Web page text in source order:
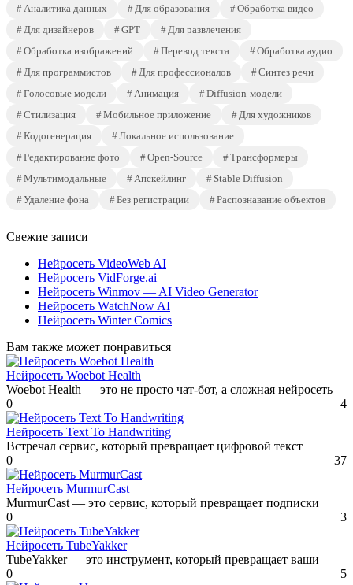
Аналитика данных
Для образования
Обработка видео
Для дизайнеров
GPT
Для развлечения
Обработка изображений
Перевод текста
Обработка аудио
Для программистов
Для профессионалов
Синтез речи
Голосовые модели
Анимация
Diffusion-модели
Стилизация
Мобильное приложение
Для художников
Кодогенерация
Локальное использование
Редактирование фото
Open-Source
Трансформеры
Мультимодальные
Апскейлинг
Stable Diffusion
Удаление фона
Без регистрации Распознавание объектов
Свежие записи
Нейросеть VideoWeb AI
Нейросеть VidForge.ai
Нейросеть Winmov — AI Video Generator
Нейросеть WatchNow AI
Нейросеть Winter Comics
Вам также может понравиться
Нейросеть Woebot Health
Woebot Health — это не просто чат-бот, а сложная нейросеть
0
4
Нейросеть Text To Handwriting
Встречал сервис, который превращает цифровой текст
0
37
Нейросеть MurmurCast
MurmurCast — это сервис, который превращает подписки
0
3
Нейросеть TubeYakker
TubeYakker — это инструмент, который превращает ваши
0
5